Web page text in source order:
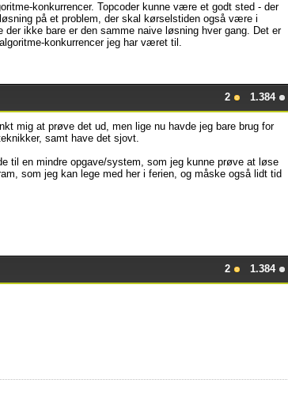
konkurrencer. Topcoder kunne være et godt sted - der
på et problem, der skal kørselstiden også være i
ikke bare er den samme naive løsning hver gang. Det er
konkurrencer jeg har været til.
2 1.384
mig at prøve det ud, men lige nu havde jeg bare brug for
samt have det sjovt.
til en mindre opgave/system, som jeg kunne prøve at løse
som jeg kan lege med her i ferien, og måske også lidt tid
2 1.384